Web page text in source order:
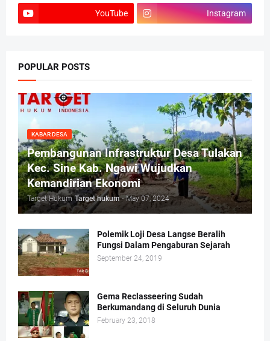
YouTube Instagram
POPULAR POSTS
KABAR DESA
Pembangunan Infrastruktur Desa Tulakan
Kec. Sine Kab. Ngawi Wujudkan
Kemandirian Ekonomi
Target Hukum Target hukum - May 07, 2024
Polemik Loji Desa Langse Beralih
Fungsi Dalam Pengaburan Sejarah
September 24, 2019
Gema Reclasseering Sudah
Berkumandang di Seluruh Dunia
February 23, 2018